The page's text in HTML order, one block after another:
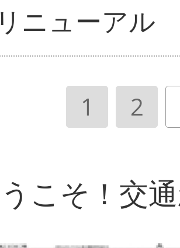
ニューアル
1 2
こそ！交